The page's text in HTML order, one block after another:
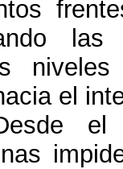
las
el
el